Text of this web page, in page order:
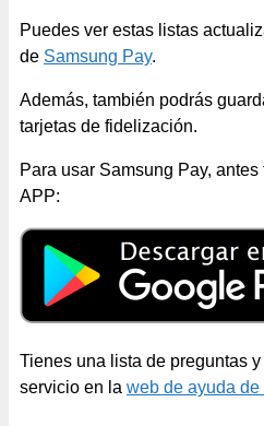
Puedes ver estas listas
de Samsung Pay.
Además, también podrás
tarjetas de fidelización.
Para usar Samsung Pay,
APP:
Tienes una lista de preguntas
servicio en la web de ayuda de